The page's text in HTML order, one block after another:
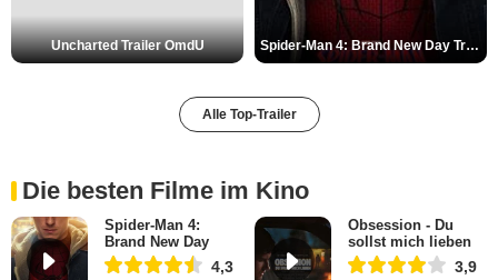
Uncharted Trailer OmdU Spider-Man 4: Brand New Day Trailer (3) DF
Alle Top-Trailer
Die besten Filme im Kino
Spider-Man 4:
Brand New Day
4,3
Obsession - Du
sollst mich lieben
3,9